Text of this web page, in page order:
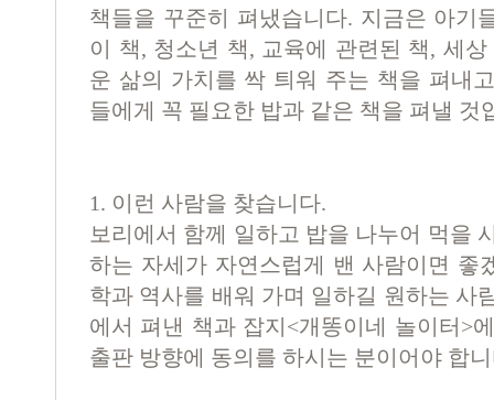
책들을 꾸준히 펴냈습니다. 지금은 아기
이 책, 청소년 책, 교육에 관련된 책, 세
운 삶의 가치를 싹 틔워 주는 책을 펴내
들에게 꼭 필요한 밥과 같은 책을 펴낼 것
1. 이런 사람을 찾습니다.
보리에서 함께 일하고 밥을 나누어 먹을
하는 자세가 자연스럽게 밴 사람이면 좋
학과 역사를 배워 가며 일하길 원하는 사
에서 펴낸 책과 잡지<개똥이네 놀이터>
출판 방향에 동의를 하시는 분이어야 합